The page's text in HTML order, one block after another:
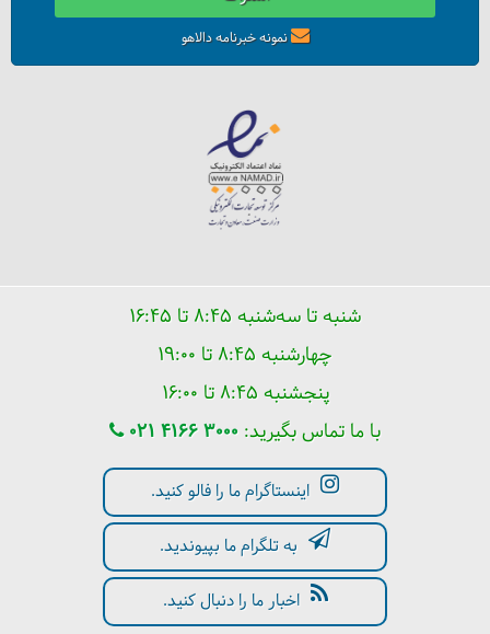
نمونه خبرنامه دالاهو
شنبه تا سه‌شنبه ۸:۴۵ تا ۱۶:۴۵
چهارشنبه ۸:۴۵ تا ۱۹:۰۰
پنجشنبه ۸:۴۵ تا ۱۶:۰۰
با ما تماس بگیرید: 021 4166 3000
اینستاگرام ما را فالو کنید.
به تلگرام ما بپیوندید.
اخبار ما را دنبال کنید.